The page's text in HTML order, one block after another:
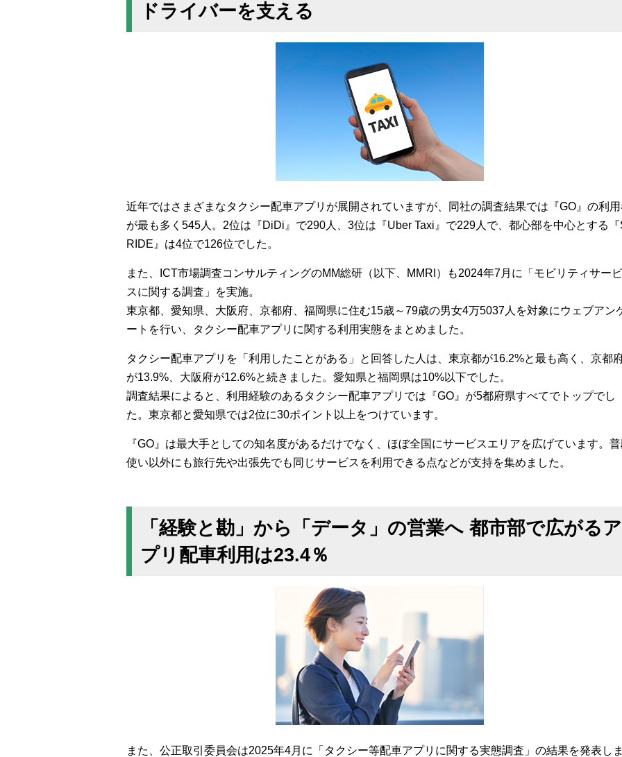
ドライバーを支える
近年ではさまざまなタクシー配車アプリが展開されていますが、同社の調査結果では『GO』の利
が最も多く545人。2位は『DiDi』で290人、3位は『Uber Taxi』で229人で、都心部を中心とする『
RIDE』は4位で126位でした。
また、ICT市場調査コンサルティングのMM総研（以下、MMRI）も2024年7月に「モビリティサービ
スに関する調査」を実施。
東京都、愛知県、大阪府、京都府、福岡県に住む15歳～79歳の男女4万5037人を対象にウェブアン
ートを行い、タクシー配車アプリに関する利用実態をまとめました。
タクシー配車アプリを「利用したことがある」と回答した人は、東京都が16.2%と最も高く、京都
が13.9%、大阪府が12.6%と続きました。愛知県と福岡県は10%以下でした。
調査結果によると、利用経験のあるタクシー配車アプリでは『GO』が5都府県すべてでトップでし
た。東京都と愛知県では2位に30ポイント以上をつけています。
『GO』は最大手としての知名度があるだけでなく、ほぼ全国にサービスエリアを広げています。
使い以外にも旅行先や出張先でも同じサービスを利用できる点などが支持を集めました。
「経験と勘」から「データ」の営業へ 都市部で広がるア
プリ配車利用は23.4％
また、公正取引委員会は2025年4月に「タクシー等配車アプリに関する実態調査」の結果を発表し